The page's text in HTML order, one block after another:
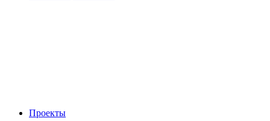
Проекты